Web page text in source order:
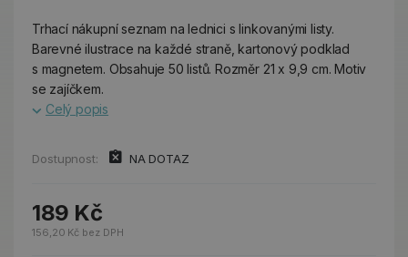
Trhací nákupní seznam na lednici s linkovanými listy.
Barevné ilustrace na každé straně, kartonový podklad
s magnetem. Obsahuje 50 listů. Rozměr 21 x 9,9 cm. Motiv
se zajíčkem.
Celý popis
Dostupnost: NA DOTAZ
189 Kč
156,20 Kč bez DPH